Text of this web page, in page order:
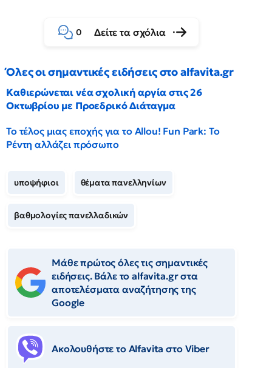
0 Δείτε τα σχόλια
Όλες οι σημαντικές ειδήσεις στο alfavita.gr
Καθιερώνεται νέα σχολική αργία στις 26
Οκτωβρίου με Προεδρικό Διάταγμα
Το τέλος μιας εποχής για το Allou! Fun Park: Το
Ρέντη αλλάζει πρόσωπο
υποψήφιοι θέματα πανελληνίων
βαθμολογίες πανελλαδικών
Μάθε πρώτος όλες τις σημαντικές
ειδήσεις. Βάλε το alfavita.gr στα
αποτελέσματα αναζήτησης της
Google
Ακολουθήστε το Αlfavita στο Viber